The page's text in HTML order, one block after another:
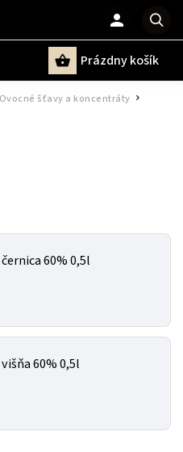
Prázdny košík
Ovocné šťavy a koncentráty
60% 0,5l
60% 0,5l